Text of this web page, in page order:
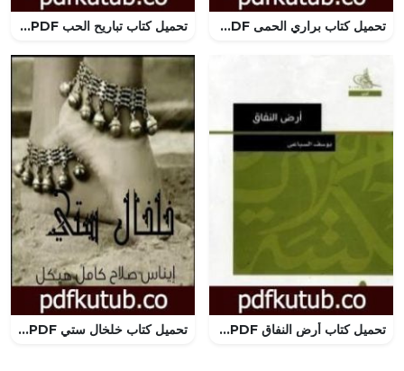
تحميل كتاب براري الحمى PDF تأليف ابراهيم نصرالله مجانا [كامل] تحميل كتاب تباريح الحب PDF تأليف وناسي مروى مجانا [كامل]
تحميل كتاب أرض النفاق PDF تأليف يوسف السباعي مجانا [كامل] تحميل كتاب خلخال ستي PDF تأليف إيناس صلاح هيكل مجانا [كامل]